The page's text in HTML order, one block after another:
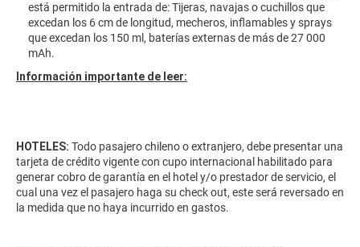
está permitido la entrada de: Tijeras, navajas o cuchillos que
excedan los 6 cm de longitud, mecheros, inflamables y sprays
que excedan los 150 ml, baterías externas de más de 27 000
mAh.
Información importante de leer:
HOTELES: Todo pasajero chileno o extranjero, debe presentar una
tarjeta de crédito vigente con cupo internacional habilitado para
generar cobro de garantía en el hotel y/o prestador de servicio, el
cual una vez el pasajero haga su check out, este será reversado en
la medida que no haya incurrido en gastos.